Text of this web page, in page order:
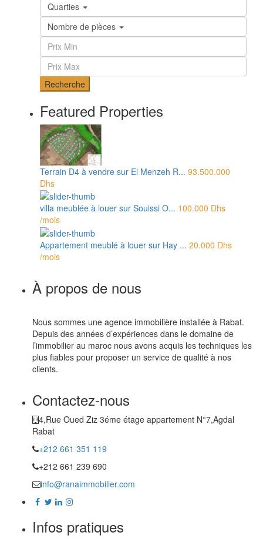
Quarties
Nombre de pièces
Recherche
Featured Properties
Terrain D4 à vendre sur El Menzeh R... 93.500.000
Dhs
villa meublée à louer sur Souissi O... 100.000 Dhs
/mois
Appartement meublé à louer sur Hay ... 20.000 Dhs
/mois
À propos de nous
Nous sommes une agence immobilière installée à Rabat.
Depuis des années d’expériences dans le domaine de
l’immobilier au maroc nous avons acquis les techniques les
plus fiables pour proposer un service de qualité à nos
clients.
Contactez-nous
4,Rue Oued Ziz 3éme étage appartement N°7,Agdal
Rabat
+212 661 351 119
+212 661 239 690
info@ranaimmobilier.com
Infos pratiques